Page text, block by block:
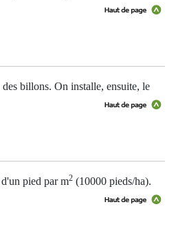
billons. On installe, ensuite, le
pied par m2 (10000 pieds/ha).